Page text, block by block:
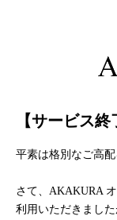
【サービス終
平素は格別なご高
さて、AKAKURA
利用いただきました